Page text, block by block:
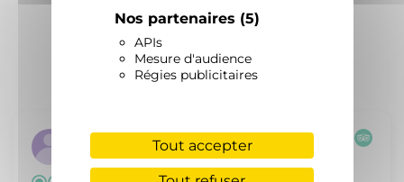
Nos partenaires (5)
APIs
Mesure d'audience
Régies publicitaires
Tout accepter
Basée sur
Excursion22871589748
09/06/2026